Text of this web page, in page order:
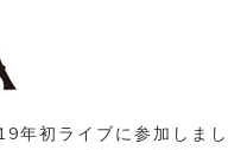
初ライブに参加しまし